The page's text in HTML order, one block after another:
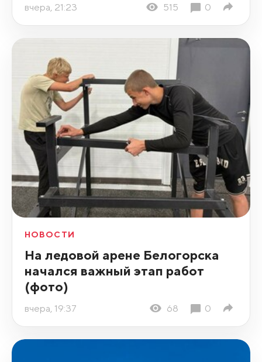
вчера, 21:23 515 0
НОВОСТИ
На ледовой арене Белогорска
начался важный этап работ
(фото)
вчера, 19:37 68 0